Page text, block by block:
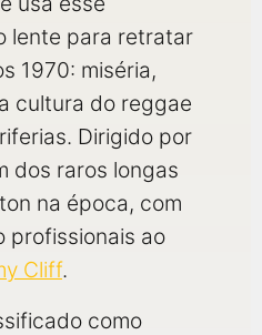
lente para retratar
1970: miséria,
cultura do reggae
Dirigido por
dos raros longas
na época, com
profissionais ao
Cliff.
como